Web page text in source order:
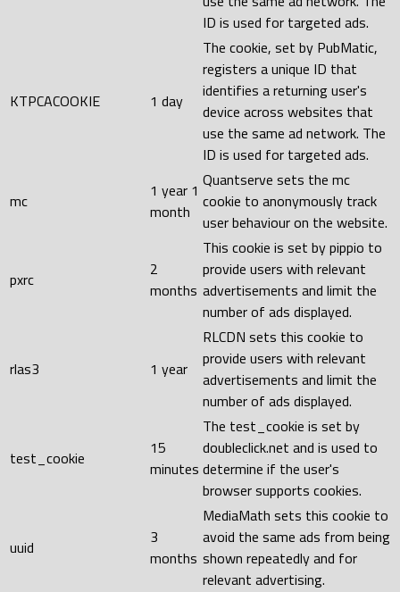
ID is used for targeted ads.
KTPCACOOKIE 1 day
The cookie, set by PubMatic,
registers a unique ID that
identifies a returning user's
device across websites that
use the same ad network. The
ID is used for targeted ads.
mc
1 year 1
month
Quantserve sets the mc
cookie to anonymously track
user behaviour on the website.
pxrc
2
months
This cookie is set by pippio to
provide users with relevant
advertisements and limit the
number of ads displayed.
rlas3 1 year
RLCDN sets this cookie to
provide users with relevant
advertisements and limit the
number of ads displayed.
test_cookie
15
minutes
The test_cookie is set by
doubleclick.net and is used to
determine if the user's
browser supports cookies.
uuid
3
months
MediaMath sets this cookie to
avoid the same ads from being
shown repeatedly and for
relevant advertising.